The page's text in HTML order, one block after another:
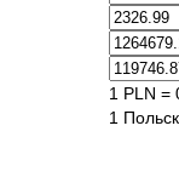
1 PLN =
1